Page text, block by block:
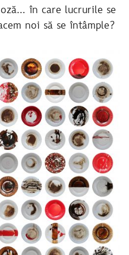
în care lucrurile se
noi să se întâmple?